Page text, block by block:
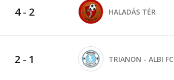
4- 2 HALADÁS TÉR
2 - 1 TRIANON - ALBI FC